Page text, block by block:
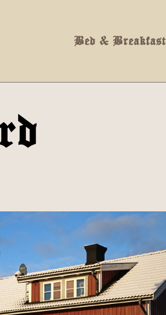
Bed & Breakfast